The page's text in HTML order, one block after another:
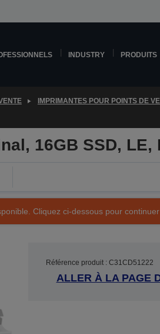
INDUSTRY PRODUITS
IMPRIMANTES POUR POINTS DE
16GB SSD,
Cliquez ci-dessous pour
Référence produit : C31CD51222
ALLER À LA PAGE